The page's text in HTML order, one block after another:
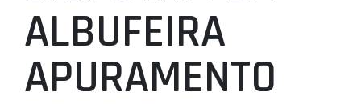
CLUBES
AGENTES
AGENDA
ALBUFEIRA
APURAMENTO